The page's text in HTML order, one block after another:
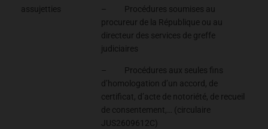
assujetties
– Procédures soumises au
procureur de la République ou au
directeur des services de greffe
judiciaires
– Procédures aux seules fins
d’homologation d’un accord, de
certificat, d’acte de notoriété, de recueil
de consentement,… (circulaire
JUS2609612C)